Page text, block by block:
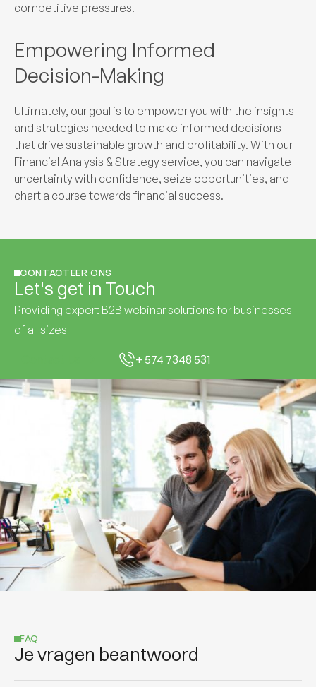
competitive pressures.
Empowering Informed
Decision-Making
Ultimately, our goal is to empower you with the insights
and strategies needed to make informed decisions
that drive sustainable growth and profitability. With our
Financial Analysis & Strategy service, you can navigate
uncertainty with confidence, seize opportunities, and
chart a course towards financial success.
CONTACTEER ONS
Let's get in Touch
Providing expert B2B webinar solutions for businesses
of all sizes
+ 574 7348 531
FAQ
Je vragen beantwoord